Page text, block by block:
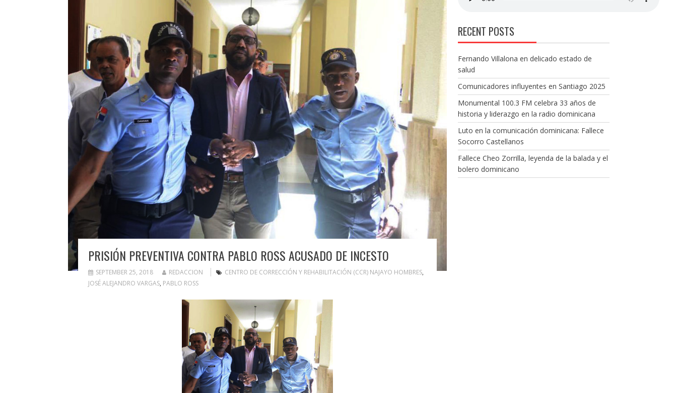
PRISIÓN PREVENTIVA CONTRA PABLO ROSS ACUSADO DE INCESTO
SEPTEMBER 25, 2018 REDACCION CENTRO DE CORRECCIÓN Y REHABILITACIÓN (CCR) NAJAYO HOMBRES,
JOSÉ ALEJANDRO VARGAS, PABLO ROSS
RECENT POSTS
Fernando Villalona en delicado estado de
salud
Comunicadores influyentes en Santiago 2025
Monumental 100.3 FM celebra 33 años de
historia y liderazgo en la radio dominicana
Luto en la comunicación dominicana: Fallece
Socorro Castellanos
Fallece Cheo Zorrilla, leyenda de la balada y el
bolero dominicano